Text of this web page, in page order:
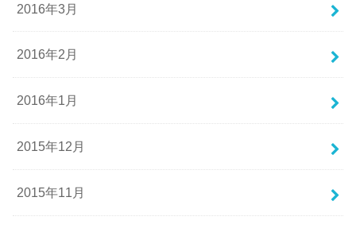
2016年3月
2016年2月
2016年1月
2015年12月
2015年11月